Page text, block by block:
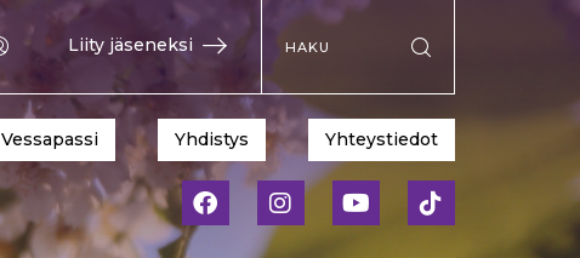
Liity jäseneksi
Hae sivustolta
Vessapassi Yhdistys Yhteystiedot